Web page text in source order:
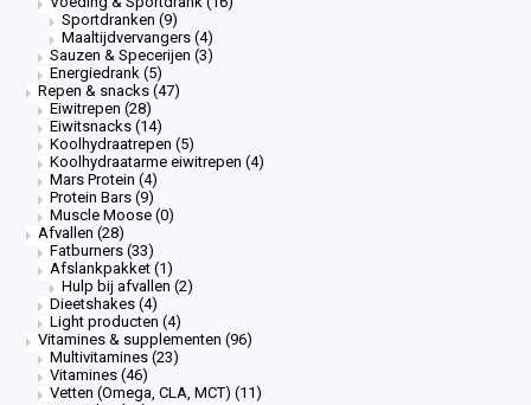
Sportdranken(9)
Maaltijdvervangers(4)
Sauzen & Specerijen(3)
Energiedrank(5)
Repen & snacks(47)
Eiwitrepen(28)
Eiwitsnacks(14)
Koolhydraatrepen(5)
Koolhydraatarme eiwitrepen(4)
Mars Protein(4)
Protein Bars(9)
Muscle Moose(0)
Afvallen(28)
Fatburners(33)
Afslankpakket(1)
Hulp bij afvallen(2)
Dieetshakes(4)
Light producten(4)
Vitamines & supplementen(96)
Multivitamines(23)
Vitamines(46)
Vetten (Omega, CLA, MCT)(11)